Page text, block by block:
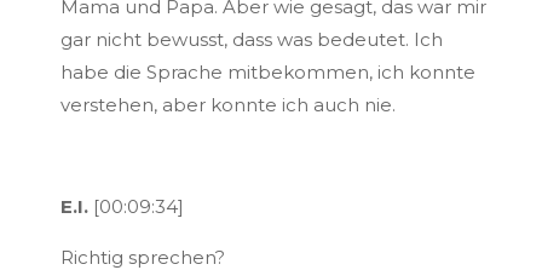
Mama und Papa. Aber wie gesagt, das war mir
gar nicht bewusst, dass was bedeutet. Ich
habe die Sprache mitbekommen, ich konnte
verstehen, aber konnte ich auch nie.
E.I. [00:09:34]
Richtig sprechen?